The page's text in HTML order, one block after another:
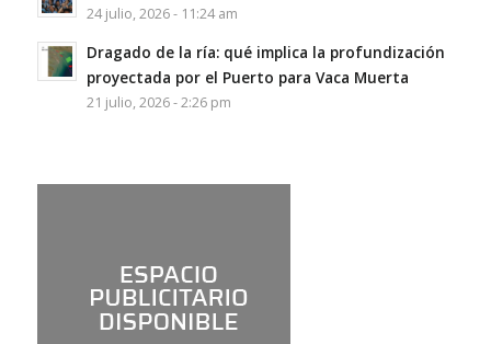
24 julio, 2026 - 11:24 am
Dragado de la ría: qué implica la profundización
proyectada por el Puerto para Vaca Muerta
21 julio, 2026 - 2:26 pm